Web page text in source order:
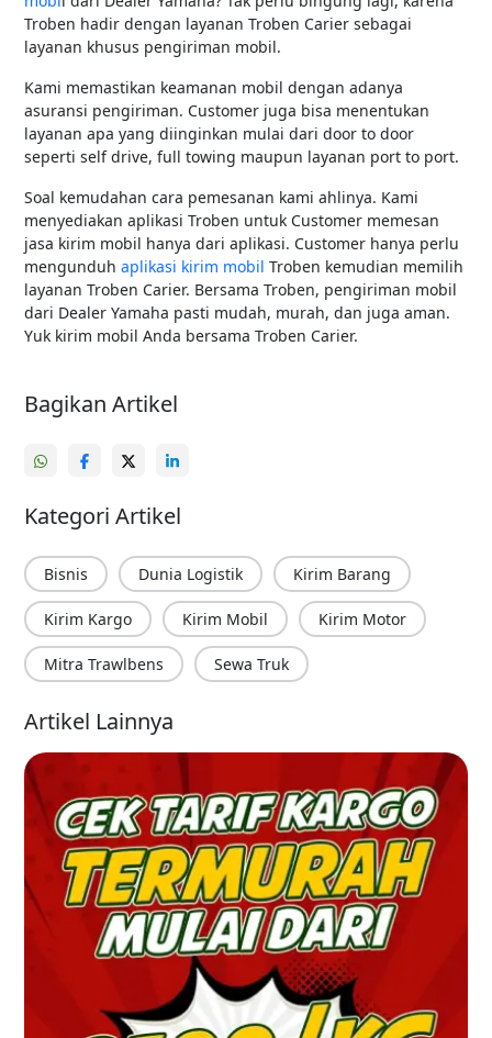
Troben hadir dengan layanan Troben Carier sebagai
layanan khusus pengiriman mobil.
Kami memastikan keamanan mobil dengan adanya
asuransi pengiriman. Customer juga bisa menentukan
layanan apa yang diinginkan mulai dari door to door
seperti self drive, full towing maupun layanan port to port.
Soal kemudahan cara pemesanan kami ahlinya. Kami
menyediakan aplikasi Troben untuk Customer memesan
jasa kirim mobil hanya dari aplikasi. Customer hanya perlu
mengunduh aplikasi kirim mobil Troben kemudian memilih
layanan Troben Carier. Bersama Troben, pengiriman mobil
dari Dealer Yamaha pasti mudah, murah, dan juga aman.
Yuk kirim mobil Anda bersama Troben Carier.
Bagikan Artikel
Kategori Artikel
Bisnis Dunia Logistik Kirim Barang
Kirim Kargo Kirim Mobil Kirim Motor
Mitra Trawlbens Sewa Truk
Artikel Lainnya